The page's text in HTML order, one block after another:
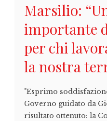
Marsilio:
importante
per chi
la nostra
"Esprimo
Governo guidato da
risultato ottenuto: la